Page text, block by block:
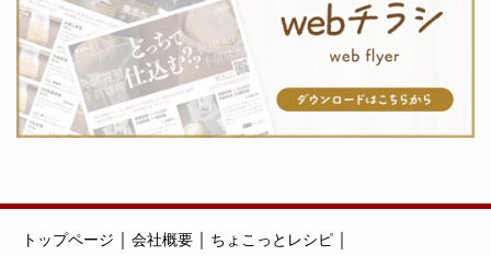
トップページ ｜ 会社概要 ｜ ちょこっとレシピ ｜